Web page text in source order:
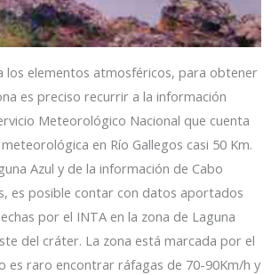
los elementos atmosféricos, para obtener
es preciso recurrir a la información
Meteorológico Nacional que cuenta
en Río Gallegos casi 50 Km.
Azul y de la información de Cabo
es posible contar con datos aportados
por el INTA en la zona de Laguna
del cráter. La zona está marcada por el
es raro encontrar ráfagas de 70-90Km/h y